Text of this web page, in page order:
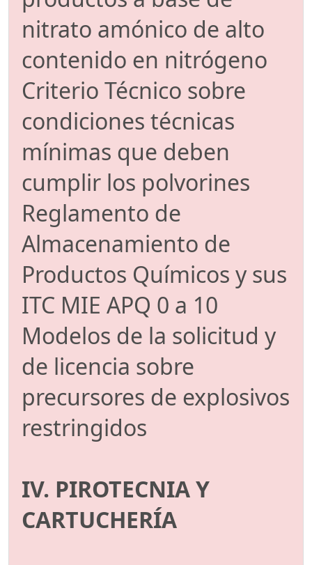
nitrato amónico de alto
contenido en nitrógeno
Criterio Técnico sobre
condiciones técnicas
mínimas que deben
cumplir los polvorines
Reglamento de
Almacenamiento de
Productos Químicos y sus
ITC MIE APQ 0 a 10
Modelos de la solicitud y
de licencia sobre
precursores de explosivos
restringidos
IV. PIROTECNIA Y
CARTUCHERÍA